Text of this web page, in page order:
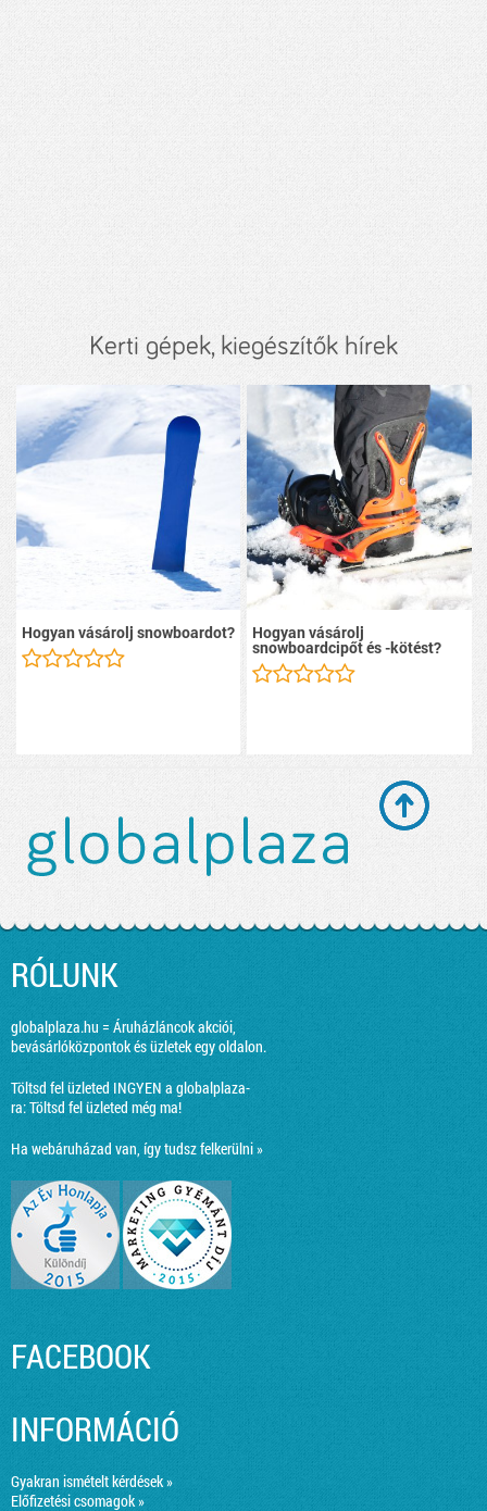
Kerti gépek, kiegészítők hírek
Hogyan vásárolj snowboardot? Hogyan vásárolj
snowboardcipőt és -kötést?
RÓLUNK
globalplaza.hu = Áruházláncok akciói,
bevásárlóközpontok és üzletek egy oldalon.
Töltsd fel üzleted INGYEN a globalplaza-
ra:Töltsd fel üzleted még ma!
Ha webáruházad van, így tudsz felkerülni »
FACEBOOK
INFORMÁCIÓ
Gyakran ismételt kérdések »
Előfizetési csomagok »